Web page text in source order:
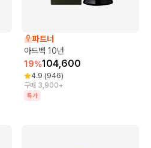
파트너
아드벡 10년
19%104,600
4.9 (946)
구매 3,900+
특가